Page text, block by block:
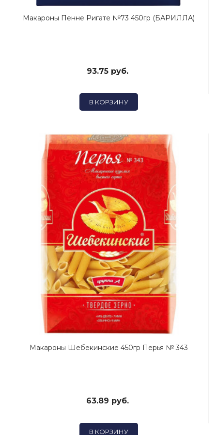
Макароны Пенне Ригате №73 450гр (БАРИЛЛА)
93.75 руб.
В КОРЗИНУ
Макароны Шебекинские 450гр Перья № 343
63.89 руб.
В КОРЗИНУ